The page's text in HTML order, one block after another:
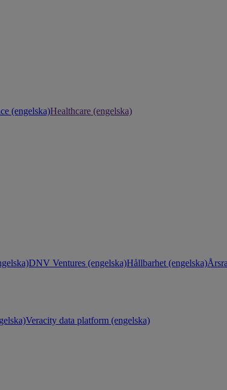
(engelska)Healthcare (engelska)
DNV Ventures (engelska)Hållbarhet (engelska)
Veracity data platform (engelska)